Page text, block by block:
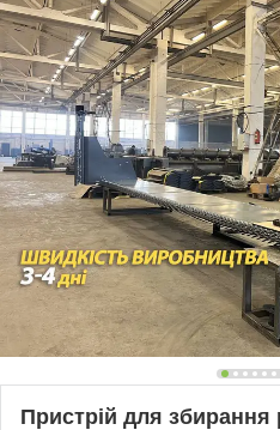
Пристрій для збирання